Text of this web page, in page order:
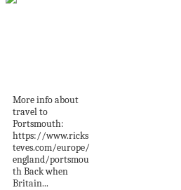
More info about
travel to
Portsmouth:
https://www.ricks
teves.com/europe/
england/portsmou
th Back when
Britain...